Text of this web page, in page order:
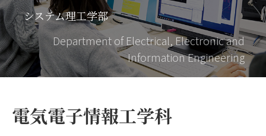
Department of Electrical, Electronic and
Information Engineering
システム理工学部
電気電子情報工学科